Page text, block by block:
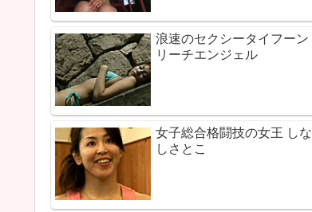
浪速のセクシータイフーン
リーチエンジェル
女子総合格闘技の女王 しな
しさとこ